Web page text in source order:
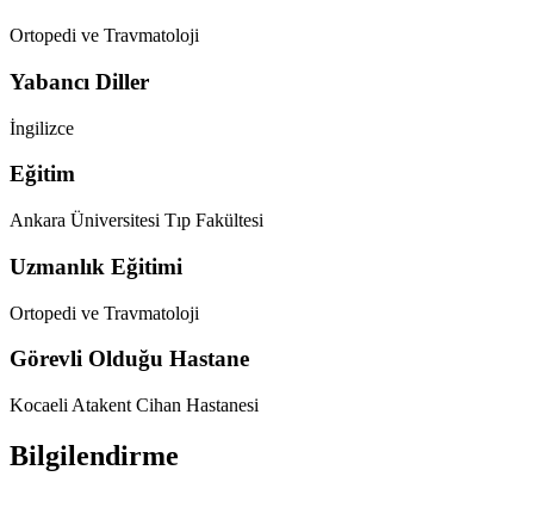
Ortopedi ve Travmatoloji
Yabancı Diller
İngilizce
Eğitim
Ankara Üniversitesi Tıp Fakültesi
Uzmanlık Eğitimi
Ortopedi ve Travmatoloji
Görevli Olduğu Hastane
Kocaeli Atakent Cihan Hastanesi
Bilgilendirme